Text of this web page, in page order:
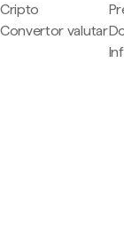
Cripto
Convertor valutar